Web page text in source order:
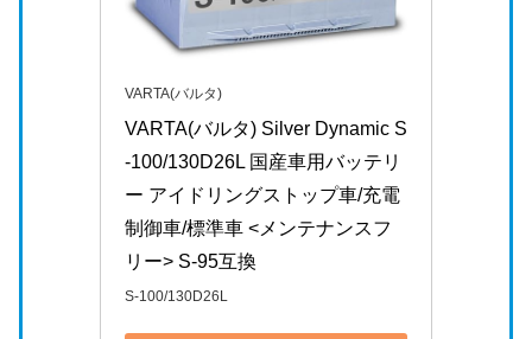
VARTA(バルタ)
VARTA(バルタ) Silver Dynamic S
-100/130D26L 国産車用バッテリ
ー アイドリングストップ車/充電
制御車/標準車 <メンテナンスフ
リー> S-95互換
S-100/130D26L